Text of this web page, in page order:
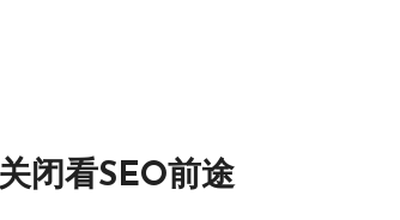
闭看SEO前途